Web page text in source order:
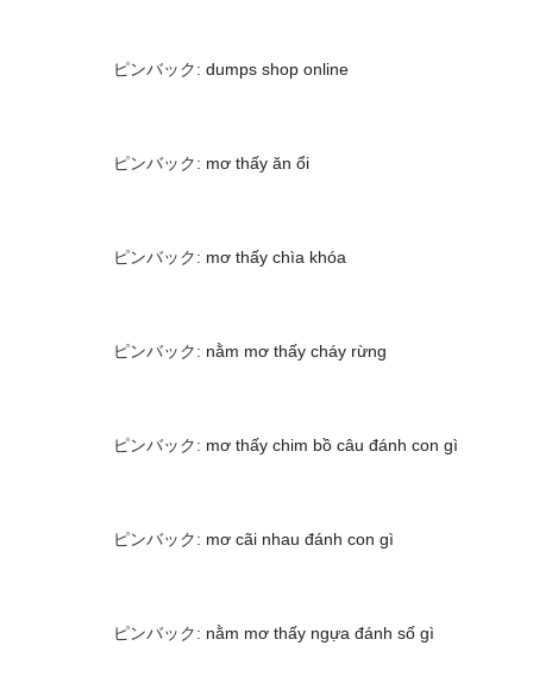
ピンバック: dumps shop online
ピンバック: mơ thấy ăn ổi
ピンバック: mơ thấy chìa khóa
ピンバック: nằm mơ thấy cháy rừng
ピンバック: mơ thấy chim bồ câu đánh con gì
ピンバック: mơ cãi nhau đánh con gì
ピンバック: nằm mơ thấy ngựa đánh số gì